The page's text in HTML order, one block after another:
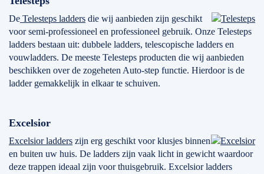
De Telesteps ladders die wij aanbieden zijn geschikt
voor semi-professioneel en professioneel gebruik. Onze Telesteps
ladders bestaan uit: dubbele ladders, telescopische ladders en
vouwladders. De meeste Telesteps producten die wij aanbieden
beschikken over de zogeheten Auto-step functie. Hierdoor is de
ladder gemakkelijk in elkaar te schuiven.
Excelsior
Excelsior ladders zijn erg geschikt voor klusjes binnen
en buiten uw huis. De ladders zijn vaak licht in gewicht waardoor
deze trappen ideaal zijn voor thuisgebruik. Excelsior ladders